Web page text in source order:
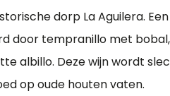
dorp La Aguilera. Een
door tempranillo met bobal,
albillo. Deze wijn wordt
op oude houten vaten.